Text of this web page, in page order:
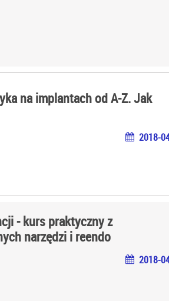
na implantach od A-Z. Jak
2018-
- kurs praktyczny z
narzędzi i reendo
2018-